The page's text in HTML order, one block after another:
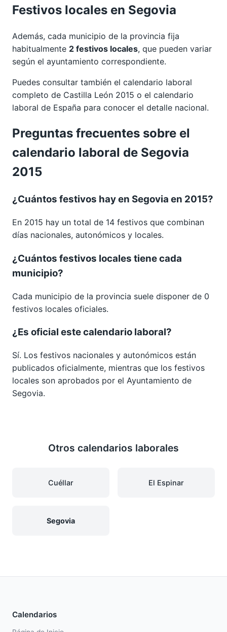
Festivos locales en Segovia
Además, cada municipio de la provincia fija
habitualmente 2 festivos locales, que pueden variar
según el ayuntamiento correspondiente.
Puedes consultar también el calendario laboral
completo de Castilla León 2015 o el calendario
laboral de España para conocer el detalle nacional.
Preguntas frecuentes sobre el
calendario laboral de Segovia
2015
¿Cuántos festivos hay en Segovia en 2015?
En 2015 hay un total de 14 festivos que combinan
días nacionales, autonómicos y locales.
¿Cuántos festivos locales tiene cada
municipio?
Cada municipio de la provincia suele disponer de 0
festivos locales oficiales.
¿Es oficial este calendario laboral?
Sí. Los festivos nacionales y autonómicos están
publicados oficialmente, mientras que los festivos
locales son aprobados por el Ayuntamiento de
Segovia.
Otros calendarios laborales
Cuéllar El Espinar
Segovia
Calendarios